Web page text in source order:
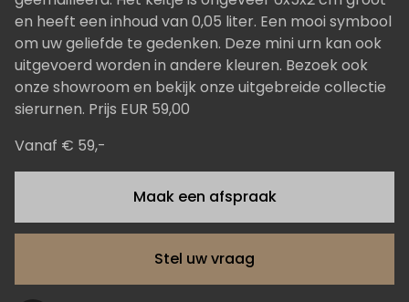
en heeft een inhoud van 0,05 liter. Een mooi symbool
om uw geliefde te gedenken. Deze mini urn kan ook
uitgevoerd worden in andere kleuren. Bezoek ook
onze showroom en bekijk onze uitgebreide collectie
sierurnen. Prijs EUR 59,00
Vanaf € 59,-
Maak een afspraak
Stel uw vraag